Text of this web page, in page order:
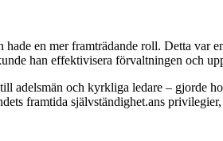
en mer framträdande roll. Detta
han effektivisera förvaltningen och
adelsmän och kyrkliga ledare – gjorde
framtida självständighet.ans